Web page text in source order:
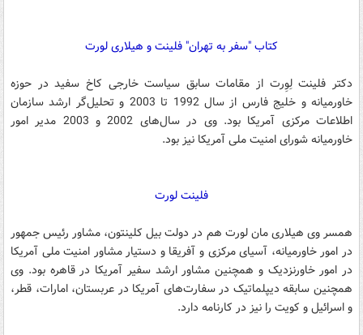
کتاب "سفر به تهران" فلینت و هیلاری لورت
دکتر فلینت لِوِرت از مقامات سابق سیاست خارجی کاخ سفید در حوزه
خاورمیانه و خلیج فارس از سال 1992 تا 2003 و تحلیل‌گر ارشد سازمان
اطلاعات مرکزی آمریکا بود. وی در سال‌های 2002 و 2003 مدیر امور
خاورمیانه شورای امنیت ملی آمریکا نیز بود.
فلینت لورت
همسر وی هیلاری مان لورت هم در دولت بیل کلینتون، مشاور رئیس جمهور
در امور خاورمیانه، آسیای مرکزی و آفریقا و دستیار مشاور امنیت ملی آمریکا
در امور خاورنزدیک و همچنین مشاور ارشد سفیر آمریکا در قاهره بود. وی
همچنین سابقه دیپلماتیک در سفارت‌های آمریکا در عربستان، امارات، قطر،
و اسرائیل و کویت را نیز در کارنامه دارد.